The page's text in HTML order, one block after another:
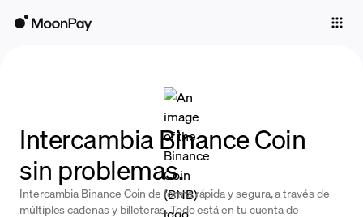
Trade
Company
Intercambia Binance Coin
sin problemas.
Intercambia Binance Coin de forma rápida y segura, a través de
múltiples cadenas y billeteras. Todo está en tu cuenta de